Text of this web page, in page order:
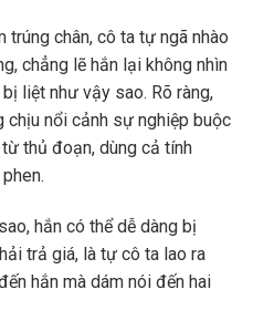
trúng chân, cô ta tự ngã nhào
chẳng lẽ hắn lại không nhìn
liệt như vậy sao. Rõ ràng,
chịu nổi cảnh sự nghiệp buộc
thủ đoạn, dùng cả tính
hắn có thể dễ dàng bị
trả giá, là tự cô ta lao ra
hắn mà dám nói đến hai